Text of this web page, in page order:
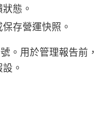
態。
存營運快照。
。用於管理報告前，
。